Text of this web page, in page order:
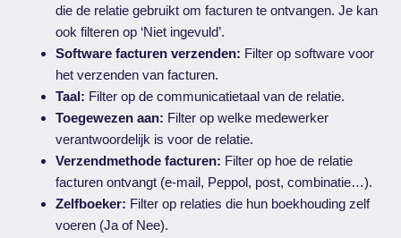
die de relatie gebruikt om facturen te ontvangen. Je kan
ook filteren op ‘Niet ingevuld’.
Software facturen verzenden: Filter op software voor
het verzenden van facturen.
Taal: Filter op de communicatietaal van de relatie.
Toegewezen aan: Filter op welke medewerker
verantwoordelijk is voor de relatie.
Verzendmethode facturen: Filter op hoe de relatie
facturen ontvangt (e-mail, Peppol, post, combinatie…).
Zelfboeker: Filter op relaties die hun boekhouding zelf
voeren (Ja of Nee).